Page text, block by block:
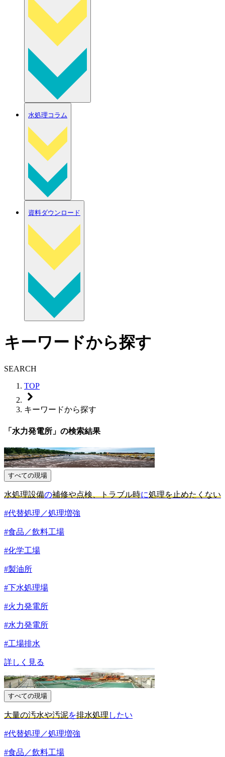
水処理コラム
資料ダウンロード
キーワードから探す
SEARCH
TOP
キーワードから探す
「水力発電所」の検索結果
すべての現場
水処理設備の補修や点検、トラブル時に処理を止めたくない
#代替処理／処理増強
#食品／飲料工場
#化学工場
#製油所
#下水処理場
#火力発電所
#水力発電所
#工場排水
詳しく見る
すべての現場
大量の汚水や汚泥を排水処理したい
#代替処理／処理増強
#食品／飲料工場